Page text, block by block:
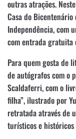
outras atrações.
Casa do
Independência, com
com entrada
Para quem gosta de
de autógrafos com o
Scaldaferri, com o
filha”, ilustrado por
retratada através de
turísticos e históricos